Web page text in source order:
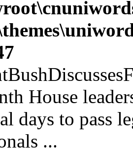
House
days to pass
...